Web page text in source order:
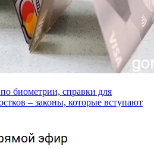
биометрии, справки для
– законы, которые вступают